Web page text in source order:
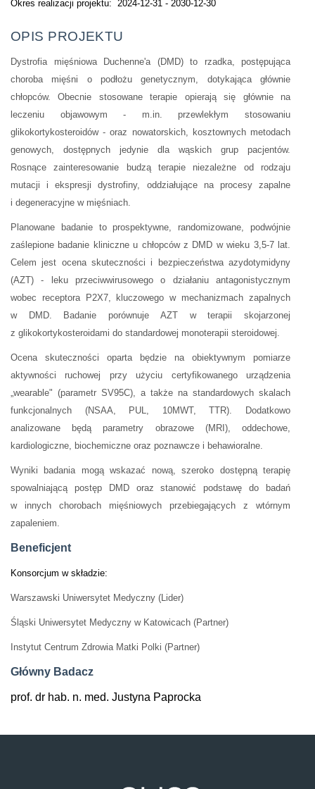
Okres realizacji projektu: 2024-12-31 - 2030-12-30
OPIS PROJEKTU
Dystrofia mięśniowa Duchenne'a (DMD) to rzadka, postępująca
choroba mięśni o podłożu genetycznym, dotykająca głównie
chłopców. Obecnie stosowane terapie opierają się głównie na
leczeniu objawowym - m.in. przewlekłym stosowaniu
glikokortykosteroidów - oraz nowatorskich, kosztownych metodach
genowych, dostępnych jedynie dla wąskich grup pacjentów.
Rosnące zainteresowanie budzą terapie niezależne od rodzaju
mutacji i ekspresji dystrofiny, oddziałujące na procesy zapalne
i degeneracyjne w mięśniach.
Planowane badanie to prospektywne, randomizowane, podwójnie
zaślepione badanie kliniczne u chłopców z DMD w wieku 3,5-7 lat.
Celem jest ocena skuteczności i bezpieczeństwa azydotymidyny
(AZT) - leku przeciwwirusowego o działaniu antagonistycznym
wobec receptora P2X7, kluczowego w mechanizmach zapalnych
w DMD. Badanie porównuje AZT w terapii skojarzonej
z glikokortykosteroidami do standardowej monoterapii steroidowej.
Ocena skuteczności oparta będzie na obiektywnym pomiarze
aktywności ruchowej przy użyciu certyfikowanego urządzenia
„wearable" (parametr SV95C), a także na standardowych skalach
funkcjonalnych (NSAA, PUL, 10MWT, TTR). Dodatkowo
analizowane będą parametry obrazowe (MRI), oddechowe,
kardiologiczne, biochemiczne oraz poznawcze i behawioralne.
Wyniki badania mogą wskazać nową, szeroko dostępną terapię
spowalniającą postęp DMD oraz stanowić podstawę do badań
w innych chorobach mięśniowych przebiegających z wtórnym
zapaleniem.
Beneficjent
Konsorcjum w składzie:
Warszawski Uniwersytet Medyczny (Lider)
Śląski Uniwersytet Medyczny w Katowicach (Partner)
Instytut Centrum Zdrowia Matki Polki (Partner)
Główny Badacz
prof. dr hab. n. med. Justyna Paprocka